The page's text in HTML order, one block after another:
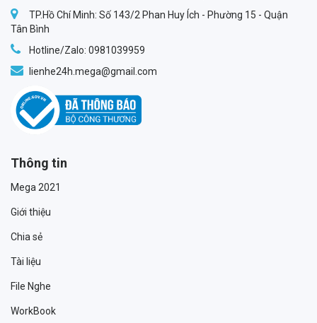
TP.Hồ Chí Minh: Số 143/2 Phan Huy Ích - Phường 15 - Quận
Tân Bình
Hotline/Zalo: 0981039959
lienhe24h.mega@gmail.com
Thông tin
Mega 2021
Giới thiệu
Chia sẻ
Tài liệu
File Nghe
WorkBook